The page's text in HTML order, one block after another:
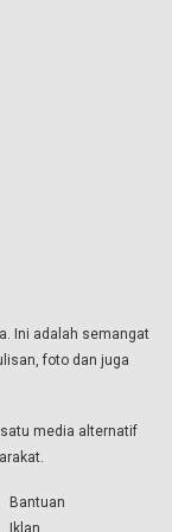
Ini adalah semangat
foto dan juga
media alternatif
Bantuan
Iklan